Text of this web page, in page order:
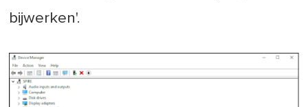
bijwerken'.